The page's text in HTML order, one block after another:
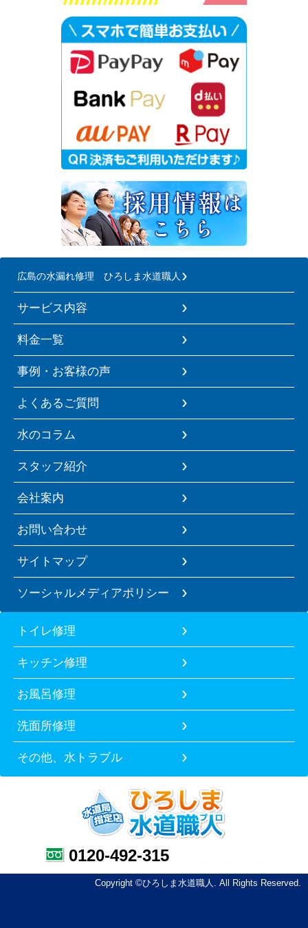
広島の水漏れ修理 ひろしま水道職人
サービス内容
料金一覧
事例・お客様の声
よくあるご質問
水のコラム
スタッフ紹介
会社案内
お問い合わせ
サイトマップ
ソーシャルメディアポリシー
トイレ修理
キッチン修理
お風呂修理
洗面所修理
その他、水トラブル
0120-492-315
Copyright ©ひろしま水道職人. All Rights Reserved.